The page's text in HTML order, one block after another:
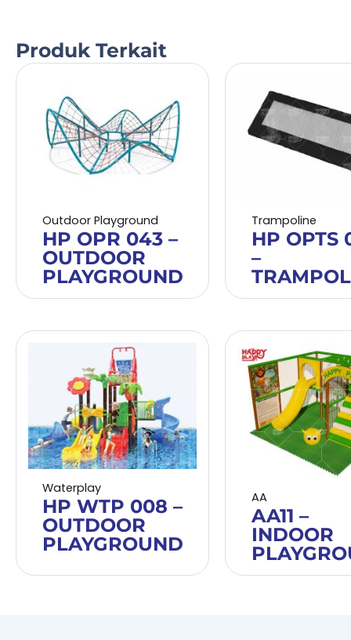
Produk Terkait
Outdoor Playground
HP OPR 043 –
OUTDOOR
PLAYGROUND
Trampoline
HP OPTS
–
Waterplay
HP WTP 008 –
OUTDOOR
PLAYGROUND
AA
AA11 –
INDOOR